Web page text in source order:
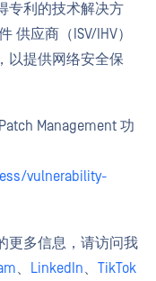
专利的技术解决方
供应商（ISV/IHV）
以提供网络安全保
Management 功
vulnerability-
更多信息，请访问我
、 LinkedIn、 TikTok